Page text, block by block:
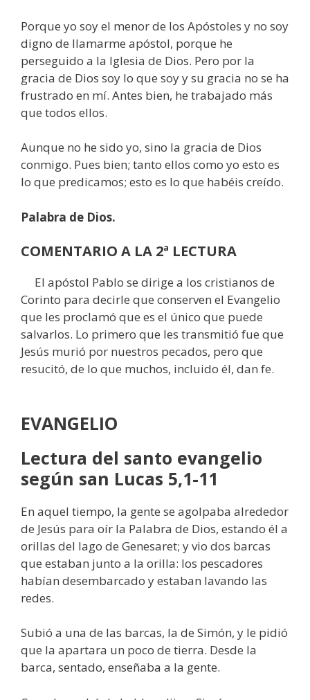
Porque yo soy el menor de los Apóstoles y no soy
digno de llamarme apóstol, porque he
perseguido a la Iglesia de Dios. Pero por la
gracia de Dios soy lo que soy y su gracia no se ha
frustrado en mí. Antes bien, he trabajado más
que todos ellos.
Aunque no he sido yo, sino la gracia de Dios
conmigo. Pues bien; tanto ellos como yo esto es
lo que predicamos; esto es lo que habéis creído.
Palabra de Dios.
COMENTARIO A LA 2ª LECTURA
El apóstol Pablo se dirige a los cristianos de
Corinto para decirle que conserven el Evangelio
que les proclamó que es el único que puede
salvarlos. Lo primero que les transmitió fue que
Jesús murió por nuestros pecados, pero que
resucitó, de lo que muchos, incluido él, dan fe.
EVANGELIO
Lectura del santo evangelio
según san Lucas 5,1-11
En aquel tiempo, la gente se agolpaba alrededor
de Jesús para oír la Palabra de Dios, estando él a
orillas del lago de Genesaret; y vio dos barcas
que estaban junto a la orilla: los pescadores
habían desembarcado y estaban lavando las
redes.
Subió a una de las barcas, la de Simón, y le pidió
que la apartara un poco de tierra. Desde la
barca, sentado, enseñaba a la gente.